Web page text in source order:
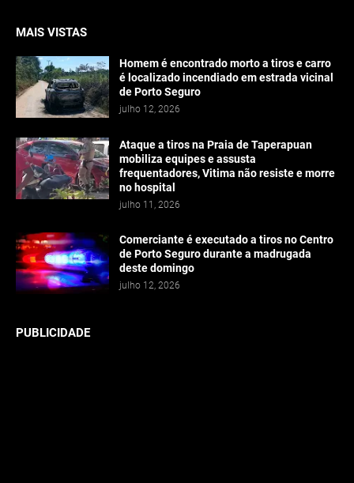
MAIS VISTAS
Homem é encontrado morto a tiros e carro
é localizado incendiado em estrada vicinal
de Porto Seguro
julho 12, 2026
Ataque a tiros na Praia de Taperapuan
mobiliza equipes e assusta
frequentadores, Vitima não resiste e morre
no hospital
julho 11, 2026
Comerciante é executado a tiros no Centro
de Porto Seguro durante a madrugada
deste domingo
julho 12, 2026
PUBLICIDADE